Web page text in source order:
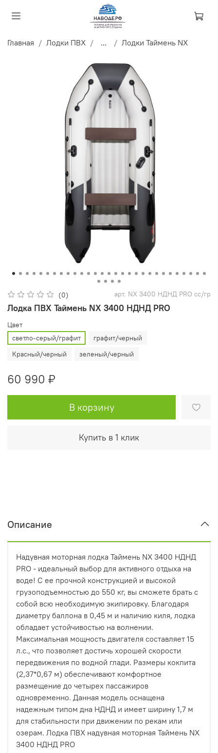
Главная Лодки ПВХ ... Лодки Таймень NX
(0) арт. NX 3400 НДНД PRO сс/гр
Лодка ПВХ Таймень NX 3400 НДНД PRO
Цвет
светло-серый/графит
графит/черный
Красный/черный
зеленый/черный
60 990 ₽
В корзину
Купить в 1 клик
Описание
Надувная моторная лодка Таймень NX 3400 НДНД
PRO - идеальный выбор для активного отдыха на
воде! С ее прочной конструкцией и высокой
грузоподъемностью до 550 кг, вы сможете брать с
собой всю необходимую экипировку. Благодаря
диаметру баллона в 0,45 м и наличию киля, лодка
обладает устойчивостью на волнении.
Максимальная мощность двигателя составляет 15
л.с., что позволяет достичь хорошей скорости
передвижения по водной глади. Размеры кокпита
(2,37*0,67 м) обеспечивают комфортное
размещение до четырех пассажиров
одновременно. Данная модель оснащена
надежным типом дна НДНД и имеет ширину 1,7 м
для стабильности при движении по рекам или
озерам. Лодка ПВХ надувная моторная Таймень NX
3400 НДНД PRO